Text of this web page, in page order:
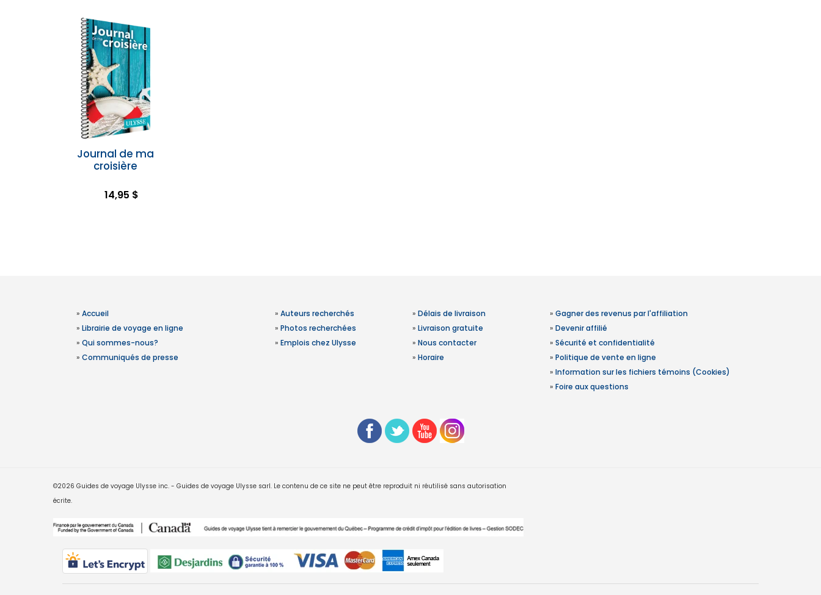
Journal de ma
croisière
14,95 $
» Accueil
» Librairie de voyage en ligne
» Qui sommes-nous?
» Communiqués de presse
» Auteurs recherchés
» Photos recherchées
» Emplois chez Ulysse
» Délais de livraison
» Livraison gratuite
» Nous contacter
» Horaire
» Gagner des revenus par l'affiliation
» Devenir affilié
» Sécurité et confidentialité
» Politique de vente en ligne
» Information sur les fichiers témoins (Cookies)
» Foire aux questions
©2026 Guides de voyage Ulysse inc. - Guides de voyage Ulysse sarl. Le contenu de ce site ne peut être reproduit ni réutilisé sans autorisation
écrite.